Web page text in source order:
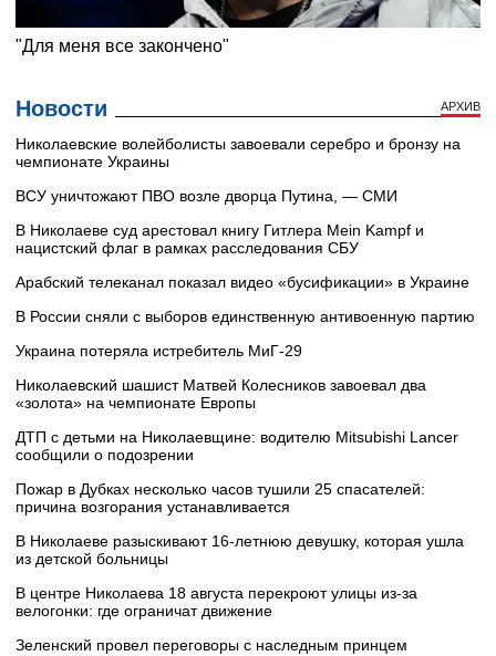
Новости АРХИВ
Николаевские волейболисты завоевали серебро и бронзу на
чемпионате Украины
ВСУ уничтожают ПВО возле дворца Путина, — СМИ
В Николаеве суд арестовал книгу Гитлера Mein Kampf и
нацистский флаг в рамках расследования СБУ
Арабский телеканал показал видео «бусификации» в Украине
В России сняли с выборов единственную антивоенную партию
Украина потеряла истребитель МиГ-29
Николаевский шашист Матвей Колесников завоевал два
«золота» на чемпионате Европы
ДТП с детьми на Николаевщине: водителю Mitsubishi Lancer
сообщили о подозрении
Пожар в Дубках несколько часов тушили 25 спасателей:
причина возгорания устанавливается
В Николаеве разыскивают 16-летнюю девушку, которая ушла
из детской больницы
В центре Николаева 18 августа перекроют улицы из-за
велогонки: где ограничат движение
Зеленский провел переговоры с наследным принцем